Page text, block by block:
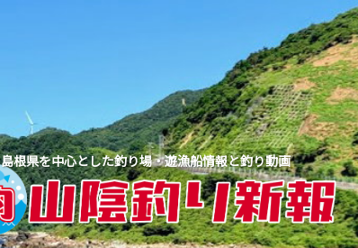
島根県を中心とした釣り場・遊漁船情報と釣り動画